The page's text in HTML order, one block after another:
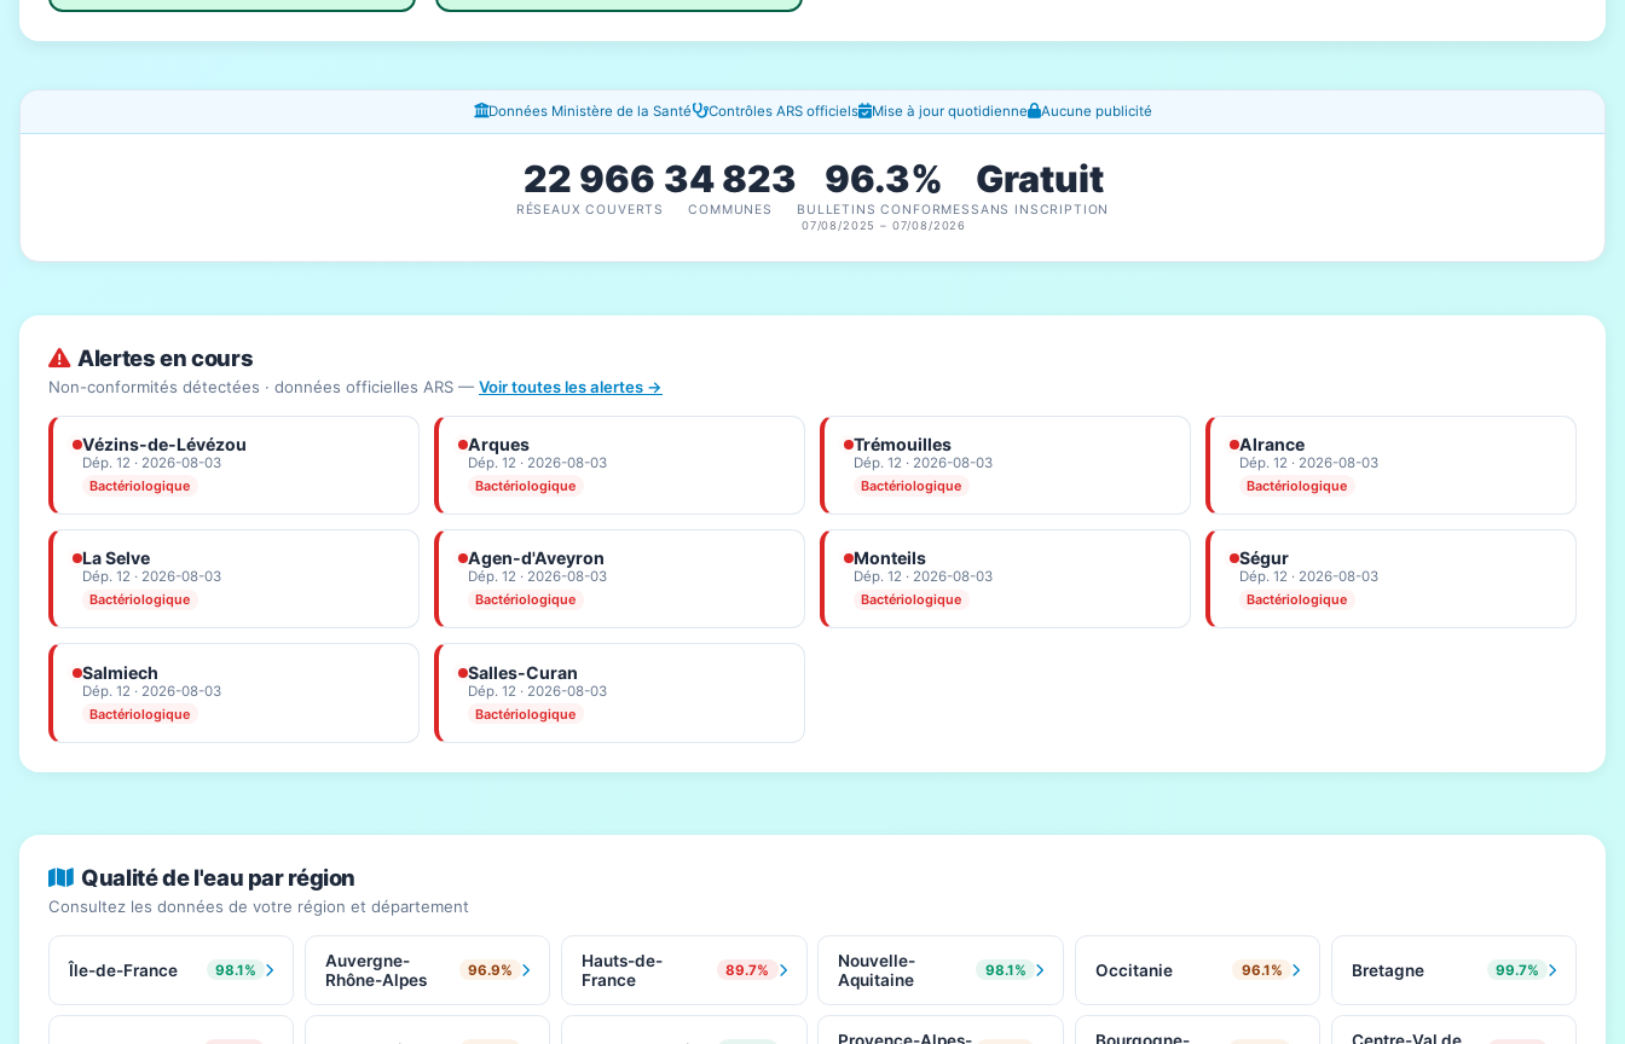
Fenêtres d'information Données Ministère de la Santé Contrôles ARS officiels Mise à jour quotidienne Aucune publicité
22 966
RÉSEAUX COUVERTS
34 823
COMMUNES
96.3%
BULLETINS CONFORMES
07/08/2025 – 07/08/2026
Gratuit
SANS INSCRIPTION
Alertes en cours
Non-conformités détectées · données officielles ARS — Voir toutes les alertes →
Vézins-de-Lévézou
Dép. 12 · 2026-08-03
Bactériologique
Arques
Dép. 12 · 2026-08-03
Bactériologique
Trémouilles
Dép. 12 · 2026-08-03
Bactériologique
Alrance
Dép. 12 · 2026-08-03
Bactériologique
La Selve
Dép. 12 · 2026-08-03
Bactériologique
Agen-d'Aveyron
Dép. 12 · 2026-08-03
Bactériologique
Monteils
Dép. 12 · 2026-08-03
Bactériologique
Ségur
Dép. 12 · 2026-08-03
Bactériologique
Salmiech
Dép. 12 · 2026-08-03
Bactériologique
Salles-Curan
Dép. 12 · 2026-08-03
Bactériologique
Qualité de l'eau par région
Consultez les données de votre région et département
Île-de-France 98.1%
Auvergne-
Rhône-Alpes
96.9%
Hauts-de-
France
89.7%
Nouvelle-
Aquitaine
98.1% Occitanie 96.1% Bretagne 99.7%